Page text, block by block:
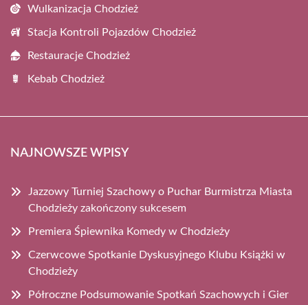
Wulkanizacja Chodzież
Stacja Kontroli Pojazdów Chodzież
Restauracje Chodzież
Kebab Chodzież
NAJNOWSZE WPISY
Jazzowy Turniej Szachowy o Puchar Burmistrza Miasta
Chodzieży zakończony sukcesem
Premiera Śpiewnika Komedy w Chodzieży
Czerwcowe Spotkanie Dyskusyjnego Klubu Książki w
Chodzieży
Półroczne Podsumowanie Spotkań Szachowych i Gier